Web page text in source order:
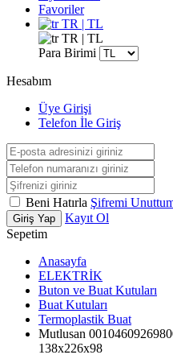
Favoriler
TR | TL
TR | TL
Para Birimi
Hesabım
Üye Girişi
Telefon İle Giriş
Beni Hatırla Şifremi
Giriş Yap
Kayıt Ol
Sepetim
Anasayfa
ELEKTRİK
Buton ve Buat Kutuları
Buat Kutuları
Termoplastik Buat
Mutlusan
138x226x98